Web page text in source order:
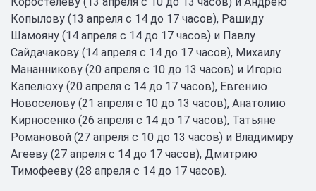
Копылову (13 апреля с 14 до 17 часов), Рашиду
Шамояну (14 апреля с 14 до 17 часов) и Павлу
Сайдачакову (14 апреля с 14 до 17 часов), Михаилу
Мананникову (20 апреля с 10 до 13 часов) и Игорю
Капелюху (20 апреля с 14 до 17 часов), Евгению
Новоселову (21 апреля с 10 до 13 часов), Анатолию
Кирносенко (26 апреля с 14 до 17 часов), Татьяне
Романовой (27 апреля с 10 до 13 часов) и Владимиру
Агееву (27 апреля с 14 до 17 часов), Дмитрию
Тимофееву (28 апреля с 14 до 17 часов).